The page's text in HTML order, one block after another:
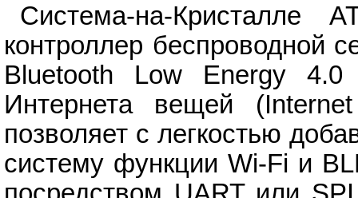
Система-на-Кристалле
контроллер беспроводной
Bluetooth Low Energy 4.0
Интернета вещей
позволяет с легкостью
систему функции Wi-Fi и